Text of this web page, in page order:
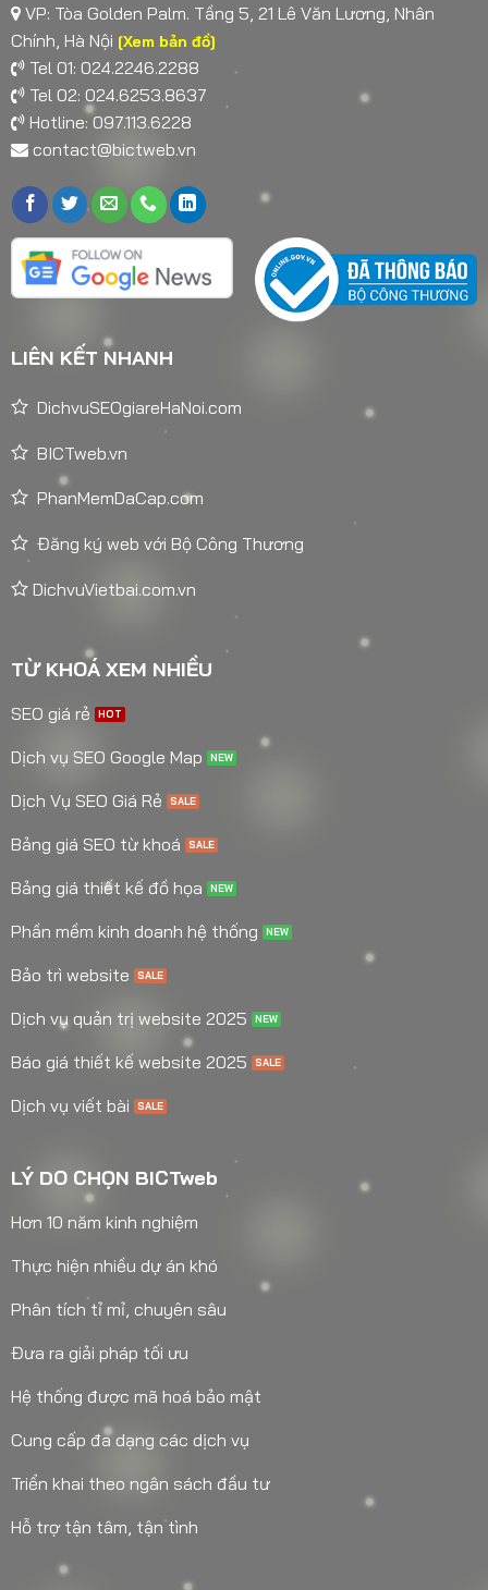
VP: Tòa Golden Palm. Tầng 5, 21 Lê Văn Lương, Nhân
Chính, Hà Nội [Xem bản đồ]
Tel 01: 024.2246.2288
Tel 02: 024.6253.8637
Hotline: 097.113.6228
contact@bictweb.vn
LIÊN KẾT NHANH
DichvuSEOgiareHaNoi.com
BICTweb.vn
PhanMemDaCap.com
Đăng ký web với Bộ Công Thương
DichvuVietbai.com.vn
TỪ KHOÁ XEM NHIỀU
SEO giá rẻ
Dịch vụ SEO Google Map
Dịch Vụ SEO Giá Rẻ
Bảng giá SEO từ khoá
Bảng giá thiết kế đồ họa
Phần mềm kinh doanh hệ thống
Bảo trì website
Dịch vụ quản trị website 2025
Báo giá thiết kế website 2025
Dịch vụ viết bài
LÝ DO CHỌN BICTweb
Hơn 10 năm kinh nghiệm
Thực hiện nhiều dự án khó
Phân tích tỉ mỉ, chuyên sâu
Đưa ra giải pháp tối ưu
Hệ thống được mã hoá bảo mật
Cung cấp đa dạng các dịch vụ
Triển khai theo ngân sách đầu tư
Hỗ trợ tận tâm, tận tình